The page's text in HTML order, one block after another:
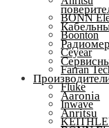
BONN
Boonton
Ceyear
Farran
Fluke
Inwave
Aaronia
Anritsu